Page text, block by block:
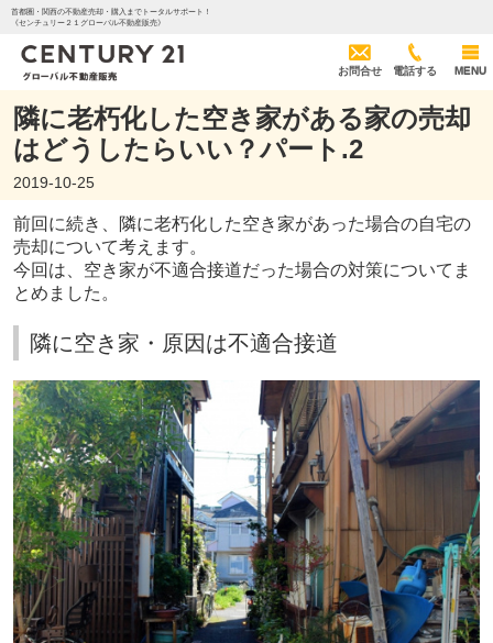
首都圏・関西の不動産売却・購入までトータルサポート！
《センチュリー２１グローバル不動産販売》
お問合せ 電話する MENU
隣に老朽化した空き家がある家の売却
はどうしたらいい？パート.2
2019-10-25
前回に続き、隣に老朽化した空き家があった場合の自宅の
売却について考えます。
今回は、空き家が不適合接道だった場合の対策についてま
とめました。
隣に空き家・原因は不適合接道